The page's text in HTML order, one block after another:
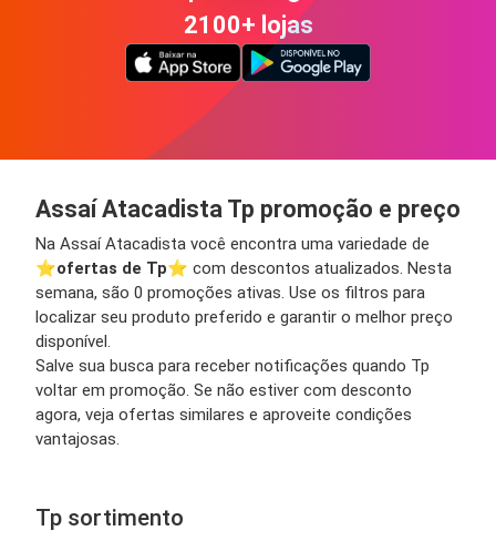
2100+ lojas
Assaí Atacadista Tp promoção e preço
Na Assaí Atacadista você encontra uma variedade de
⭐️ofertas de Tp⭐️ com descontos atualizados. Nesta
semana, são 0 promoções ativas. Use os filtros para
localizar seu produto preferido e garantir o melhor preço
disponível.
Salve sua busca para receber notificações quando Tp
voltar em promoção. Se não estiver com desconto
agora, veja ofertas similares e aproveite condições
vantajosas.
Tp sortimento